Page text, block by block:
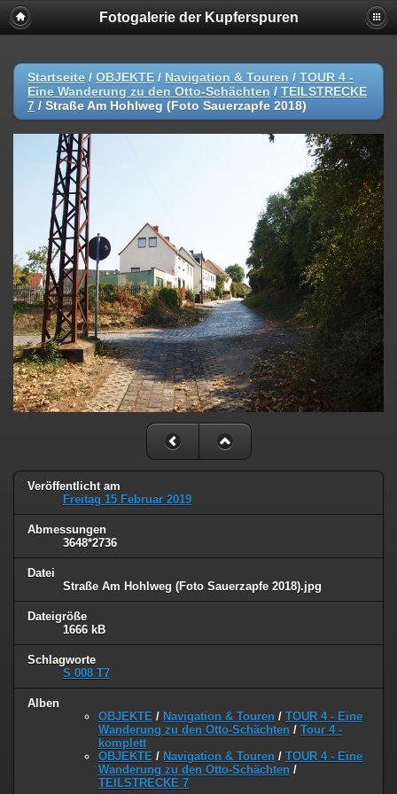
Fotogalerie der Kupferspuren
Startseite / OBJEKTE / Navigation & Touren / TOUR 4 -
Eine Wanderung zu den Otto-Schächten / TEILSTRECKE
7 / Straße Am Hohlweg (Foto Sauerzapfe 2018)
Veröffentlicht am
Freitag 15 Februar 2019
Abmessungen
3648*2736
Datei
Straße Am Hohlweg (Foto Sauerzapfe 2018).jpg
Dateigröße
1666 kB
Schlagworte
S 008 T7
Alben
OBJEKTE / Navigation & Touren / TOUR 4 - Eine
Wanderung zu den Otto-Schächten / Tour 4 -
komplett
OBJEKTE / Navigation & Touren / TOUR 4 - Eine
Wanderung zu den Otto-Schächten /
TEILSTRECKE 7